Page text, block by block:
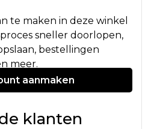
te maken in deze winkel
sneller doorlopen,
bestellingen
meer.
aanmaken
klanten